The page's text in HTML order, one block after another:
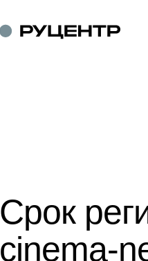
Срок
cinema-